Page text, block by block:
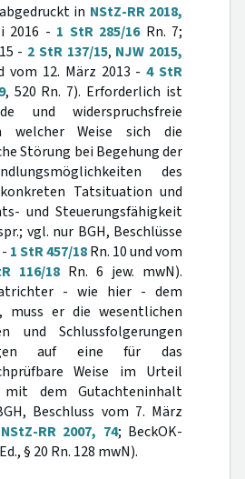
in NStZ-RR 2018,
2016 - 1 StR 285/16Rn. 7;
- 2 StR 137/15, NJW 2015,
vom 12. März 2013 -4 StR
, 520 Rn. 7). Erforderlich ist
und widerspruchsfreie
welcher Weise sich die
Störung bei Begehung der
des
Tatsituation und
und Steuerungsfähigkeit
vgl. nur BGH, Beschlüsse
1 StR 457/18Rn. 10 und vom
116/18 Rn. 6 jew. mwN).
- wie hier - dem
muss er die wesentlichen
und Schlussfolgerungen
auf eine für das
Weise im Urteil
dem Gutachteninhalt
Beschluss vom 7. März
NStZ-RR 2007, 74; BeckOK-
§ 20 Rn. 128 mwN).